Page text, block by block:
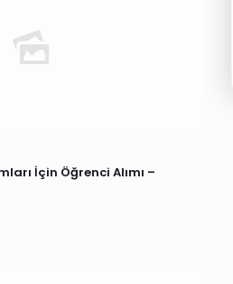
İçin Öğrenci Alımı –